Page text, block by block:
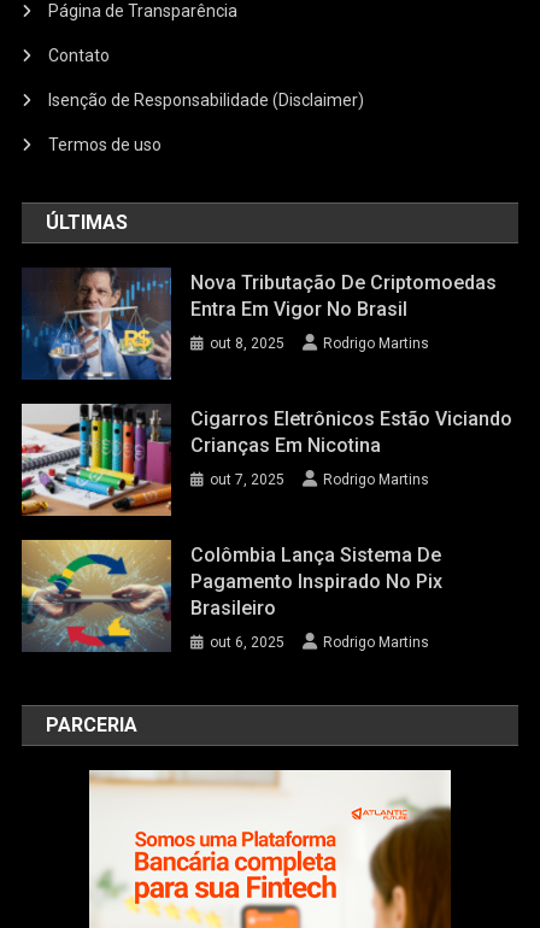
Página de Transparência
Contato
Isenção de Responsabilidade (Disclaimer)
Termos de uso
ÚLTIMAS
Nova Tributação De Criptomoedas
Entra Em Vigor No Brasil
out 8, 2025 Rodrigo Martins
Cigarros Eletrônicos Estão Viciando
Crianças Em Nicotina
out 7, 2025 Rodrigo Martins
Colômbia Lança Sistema De
Pagamento Inspirado No Pix
Brasileiro
out 6, 2025 Rodrigo Martins
PARCERIA